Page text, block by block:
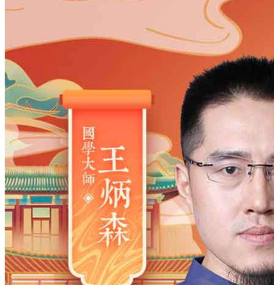
男
男 女
出生时间
2026年 日13 时5分
年
2028
2027 2026 2025 2024
2023
2022
2021 2020 2019 2018
2015
2014 2013 2012 2011
2009
2008 2007 2006 2005
2003
2002
2001 2000 1999 1998
1997
1995 1994 1993 1991
1990
1989
1988 1987 1986 1985
1984
1983
1982 1981 1980 1979 1978
1977
1976
1975 1974 1973 1972
1971